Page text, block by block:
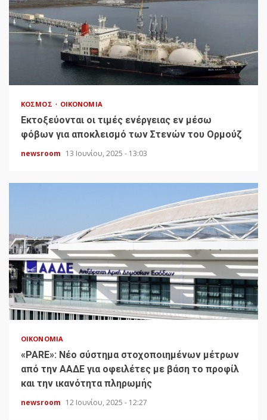
ΚΌΣΜΟΣ ΟΙΚΟΝΟΜΊΑ
Εκτοξεύονται οι τιμές ενέργειας εν μέσω
φόβων για αποκλεισμό των Στενών του Ορμούζ
newsroom 13 Ιουνίου, 2025 - 13:03
ΟΙΚΟΝΟΜΊΑ
«PARE»: Νέο σύστημα στοχοποιημένων μέτρων
από την ΑΑΔΕ για οφειλέτες με βάση το προφίλ
και την ικανότητα πληρωμής
newsroom 12 Ιουνίου, 2025 - 12:27